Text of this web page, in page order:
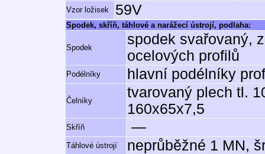
Vzor ložisek 59V
Spodek, skříň, táhlové a narážecí ústrojí, podlaha:
Spodek
spodek svařovaný,
ocelových profilů
Podélníky hlavní podélníky
Čelníky
tvarovaný plech tl.
160x65x7,5
Skříň —
Táhlové ústrojí neprůběžné 1 MN,